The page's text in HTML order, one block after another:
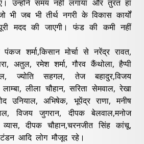
उन्होंने समय नहीं लगाया और तुरंत हां
जब भी तीर्थ नगरी के विकास कार्यों
मदद की जाएगी। फंड की कमी नहीं
शर्मा,किसान मोर्चा से नरेंद्र रावत,
अतुल, रमेश शर्मा, गौरव कैंथोला, हैप्पी
ज्योति सहगल, तेज बहादुर,विजय
लाम्बा, लीला चौहान, सरिता सेमवाल, रेखा
उनियाल, अभिषेक, भूपेंद्र राणा, मनीष
विजय जुगरान, दीपक बेलवाल,मनोज
व्यास, दीपक चौहान,चरनजीत सिंह कांचू,
आदि लोग मौजूद रहे।